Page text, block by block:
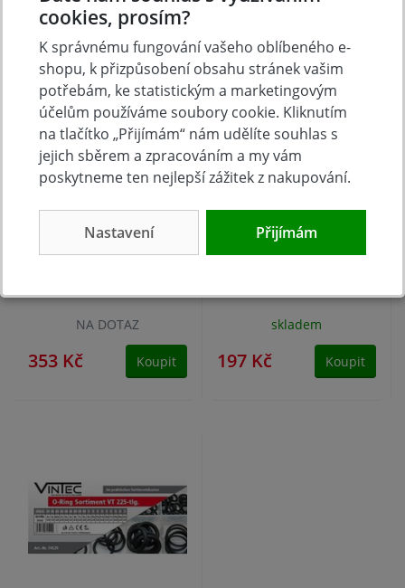
Koupit
Sada pojistných
NA DOTAZ
353 Kč Koupit
Sada keramických
skladem
197 Kč Koupit
cookies, prosím?
K správnému fungování vašeho oblíbeného e-
shopu, k přizpůsobení obsahu stránek vašim
potřebám, ke statistickým a marketingovým
účelům používáme soubory cookie. Kliknutím
na tlačítko „Přijímám“ nám udělíte souhlas s
jejich sběrem a zpracováním a my vám
poskytneme ten nejlepší zážitek z nakupování.
Nastavení Přijímám